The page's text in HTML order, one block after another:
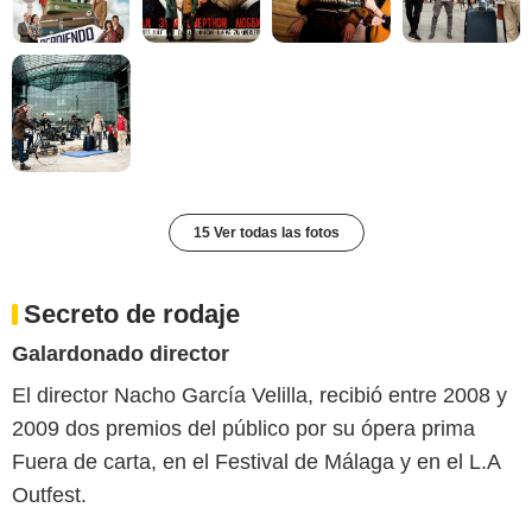
15 Ver todas las fotos
Secreto de rodaje
Galardonado director
El director Nacho García Velilla, recibió entre 2008 y
2009 dos premios del público por su ópera prima
Fuera de carta, en el Festival de Málaga y en el L.A
Outfest.